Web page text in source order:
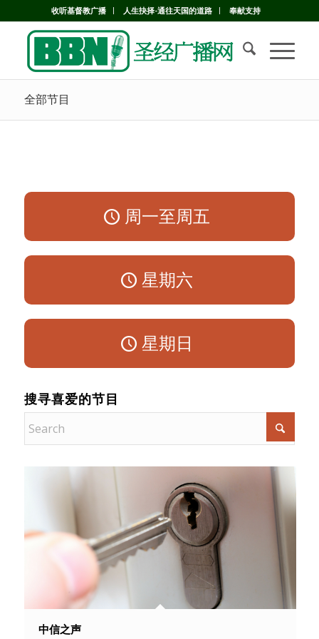
收听基督教广播 人生抉择-通往天国的道路 奉献支持
全部节目
周一至周五
星期六
星期日
搜寻喜爱的节目
中信之声